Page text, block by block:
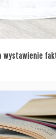
wystawienie